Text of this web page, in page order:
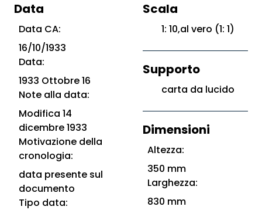
Data
Data CA:
16/10/1933
Data:
1933 Ottobre 16
Note alla data:
Modifica 14
dicembre 1933
Motivazione della
cronologia:
data presente sul
documento
Tipo data:
Scala
1: 10,al vero (1: 1)
Supporto
carta da lucido
Dimensioni
Altezza:
350 mm
Larghezza:
830 mm